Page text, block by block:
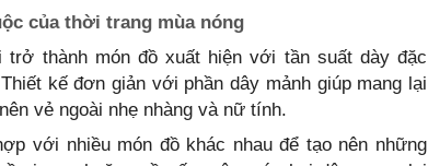
của thời trang mùa nóng
trở thành món đồ xuất hiện với tần suất dày đặc
kế đơn giản với phần dây mảnh giúp mang lại
vẻ ngoài nhẹ nhàng và nữ tính.
với nhiều món đồ khác nhau để tạo nên những